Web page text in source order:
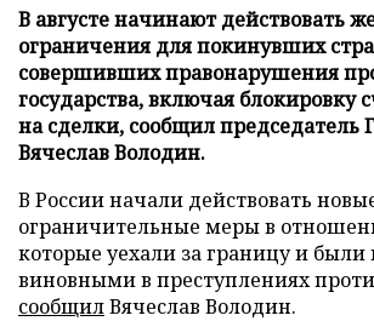
В августе начинают действовать
ограничения для покинувших
совершивших правонарушения
государства, включая блокировку
на сделки, сообщил председатель
Вячеслав Володин.
В России начали действовать
ограничительные меры в
которые уехали за границу и
виновными в преступлениях
сообщилВячеслав Володин.